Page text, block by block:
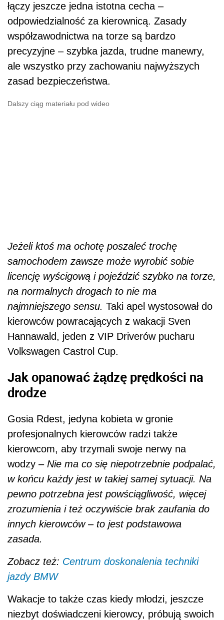
łączy jeszcze jedna istotna cecha –
odpowiedzialność za kierownicą. Zasady
współzawodnictwa na torze są bardzo
precyzyjne – szybka jazda, trudne manewry,
ale wszystko przy zachowaniu najwyższych
zasad bezpieczeństwa.
Dalszy ciąg materiału pod wideo
Jeżeli ktoś ma ochotę poszaleć trochę
samochodem zawsze może wyrobić sobie
licencję wyścigową i pojeździć szybko na torze,
na normalnych drogach to nie ma
najmniejszego sensu. Taki apel wystosował do
kierowców powracających z wakacji Sven
Hannawald, jeden z VIP Driverów pucharu
Volkswagen Castrol Cup.
Jak opanować żądzę prędkości na
drodze
Gosia Rdest, jedyna kobieta w gronie
profesjonalnych kierowców radzi także
kierowcom, aby trzymali swoje nerwy na
wodzy – Nie ma co się niepotrzebnie podpalać,
w końcu każdy jest w takiej samej sytuacji. Na
pewno potrzebna jest powściągliwość, więcej
zrozumienia i też oczywiście brak zaufania do
innych kierowców – to jest podstawowa
zasada.
Zobacz też: Centrum doskonalenia techniki
jazdy BMW
Wakacje to także czas kiedy młodzi, jeszcze
niezbyt doświadczeni kierowcy, próbują swoich